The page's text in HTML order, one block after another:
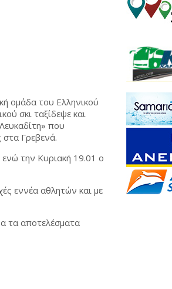
ομάδα του Ελληνικού
σκι ταξίδεψε και
που
στα Γρεβενά.
την Κυριακή 19.01 ο
εννέα αθλητών και με
τα αποτελέσματα